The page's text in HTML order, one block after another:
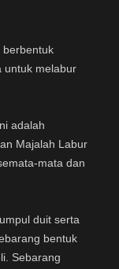
berbentuk
untuk melabur
adalah
Majalah Labur
mata dan
duit serta
bentuk
Sebarang